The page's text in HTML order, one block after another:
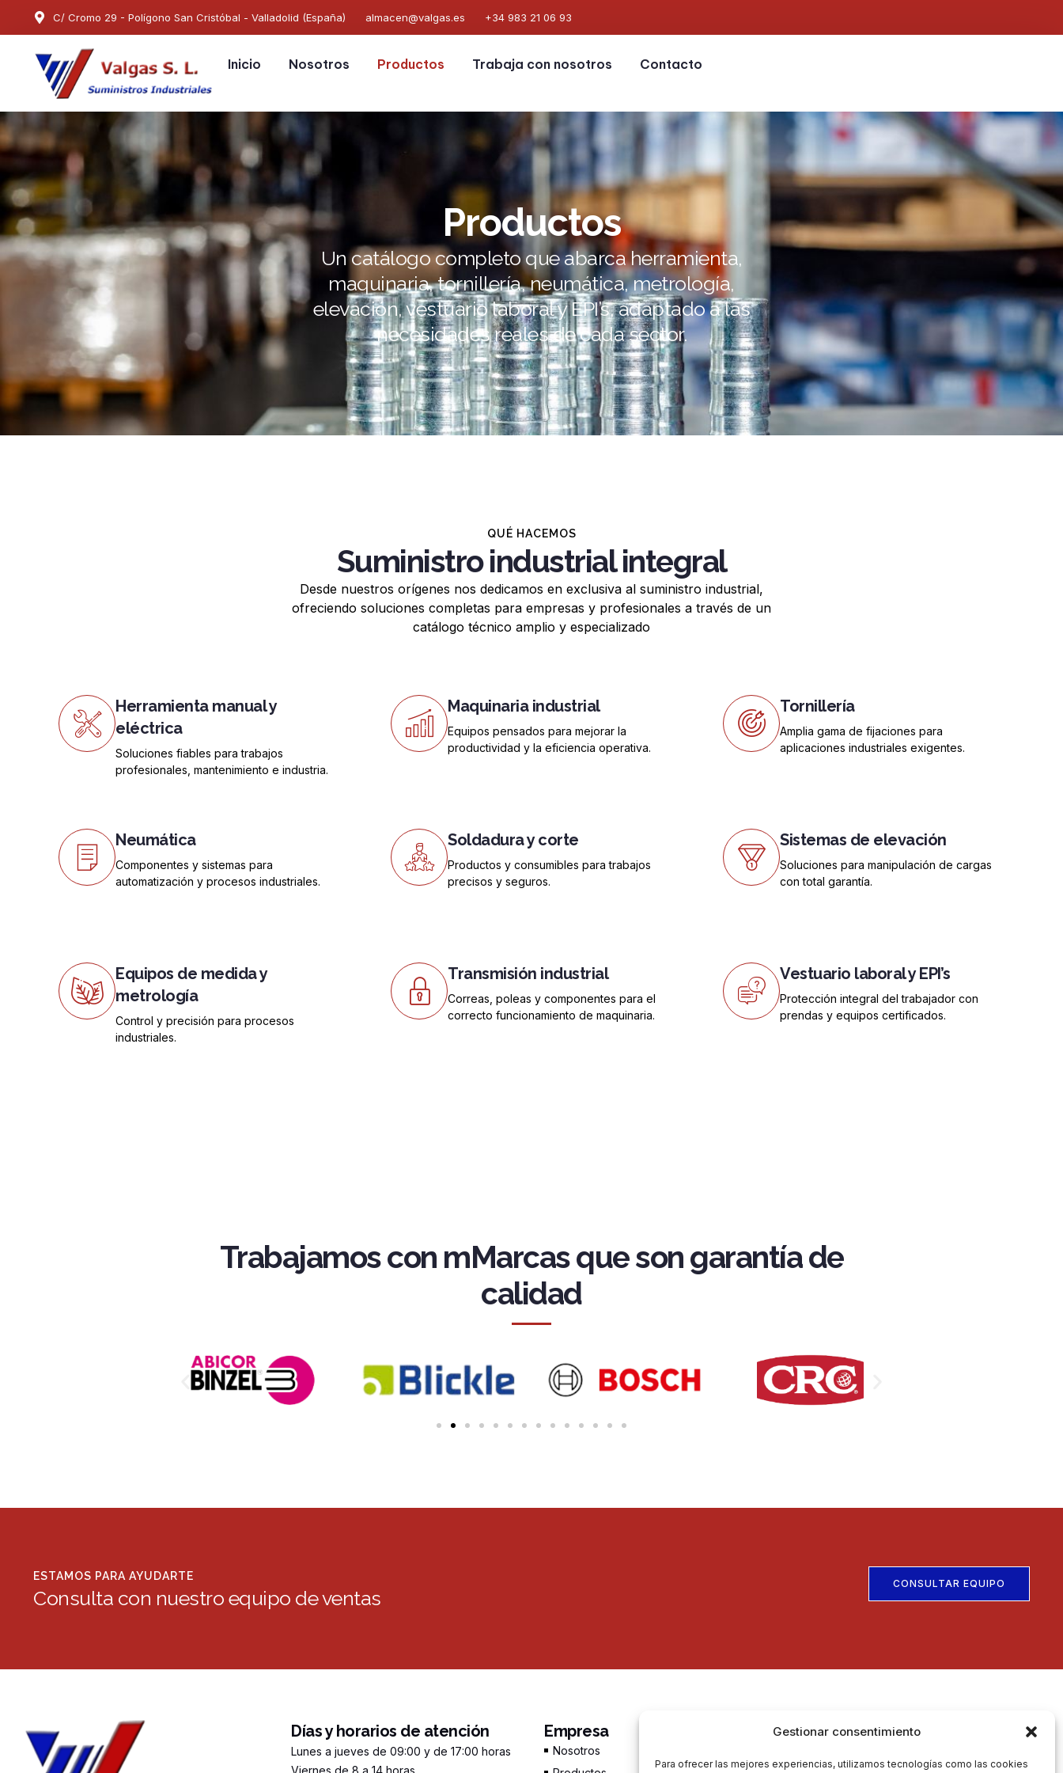
Gestionar consentimiento
Para ofrecer las mejores experiencias, utilizamos tecnologías como las cookies
C/ Cromo 29 - Polígono San Cristóbal - Valladolid (España) almacen@valgas.es +34 983 21 06 93
Inicio Nosotros Productos Trabaja con nosotros Contacto
Productos
Un catálogo completo que abarca herramienta,
maquinaria, tornillería, neumática, metrología,
elevación, vestuario laboral y EPI’s, adaptado a las
necesidades reales de cada sector.
QUÉ HACEMOS
Suministro industrial integral
Desde nuestros orígenes nos dedicamos en exclusiva al suministro industrial,
ofreciendo soluciones completas para empresas y profesionales a través de un
catálogo técnico amplio y especializado
Herramienta manual y
eléctrica
Soluciones fiables para trabajos
profesionales, mantenimiento e industria.
Maquinaria industrial
Equipos pensados para mejorar la
productividad y la eficiencia operativa.
Tornillería
Amplia gama de fijaciones para
aplicaciones industriales exigentes.
Neumática
Componentes y sistemas para
automatización y procesos industriales.
Soldadura y corte
Productos y consumibles para trabajos
precisos y seguros.
Sistemas de elevación
Soluciones para manipulación de cargas
con total garantía.
Equipos de medida y
metrología
Control y precisión para procesos
industriales.
Transmisión industrial
Correas, poleas y componentes para el
correcto funcionamiento de maquinaria.
Vestuario laboral y EPI’s
Protección integral del trabajador con
prendas y equipos certificados.
Trabajamos con mMarcas que son garantía de
calidad
ESTAMOS PARA AYUDARTE
Consulta con nuestro equipo de ventas
CONSULTAR EQUIPO
Días y horarios de atención
Lunes a jueves de 09:00 y de 17:00 horas
Empresa
Nosotros
Políticas